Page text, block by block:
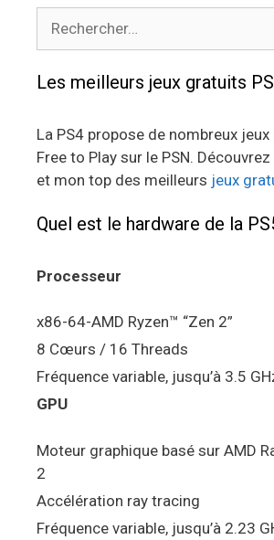
Les meilleurs jeux gratuits
La PS4 propose de nombreux
Free to Play sur le PSN.
et mon top des meilleurs jeux
Quel est le hardware de la
Processeur
x86-64-AMD Ryzen™ “Zen 2”
8 Cœurs / 16 Threads
Fréquence variable, jusqu’à 3.5
GPU
Moteur graphique basé sur AMD
2
Accélération ray tracing
Fréquence variable, jusqu’à 2.23